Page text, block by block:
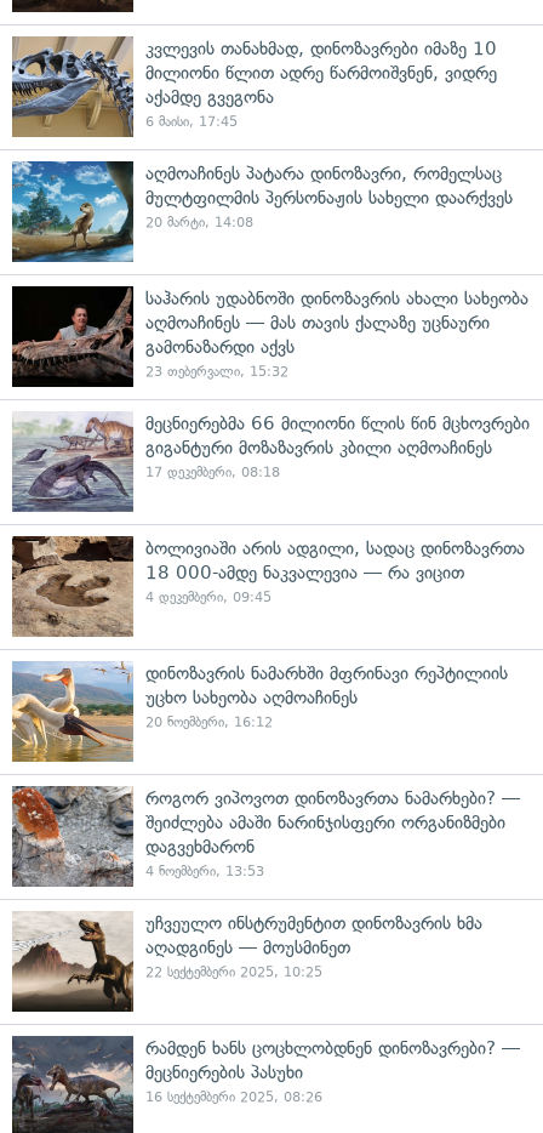
კვლევის თანახმად, დინოზავრები იმაზე 10
მილიონი წლით ადრე წარმოიშვნენ, ვიდრე
აქამდე გვეგონა
6 მაისი, 17:45
აღმოაჩინეს პატარა დინოზავრი, რომელსაც
მულტფილმის პერსონაჟის სახელი დაარქვეს
20 მარტი, 14:08
საჰარის უდაბნოში დინოზავრის ახალი სახეობა
აღმოაჩინეს — მას თავის ქალაზე უცნაური
გამონაზარდი აქვს
23 თებერვალი, 15:32
მეცნიერებმა 66 მილიონი წლის წინ მცხოვრები
გიგანტური მოზაზავრის კბილი აღმოაჩინეს
17 დეკემბერი, 08:18
ბოლივიაში არის ადგილი, სადაც დინოზავრთა
18 000-ამდე ნაკვალევია — რა ვიცით
4 დეკემბერი, 09:45
დინოზავრის ნამარხში მფრინავი რეპტილიის
უცხო სახეობა აღმოაჩინეს
20 ნოემბერი, 16:12
როგორ ვიპოვოთ დინოზავრთა ნამარხები? —
შეიძლება ამაში ნარინჯისფერი ორგანიზმები
დაგვეხმარონ
4 ნოემბერი, 13:53
უჩვეულო ინსტრუმენტით დინოზავრის ხმა
აღადგინეს — მოუსმინეთ
22 სექტემბერი 2025, 10:25
რამდენ ხანს ცოცხლობდნენ დინოზავრები? —
მეცნიერების პასუხი
16 სექტემბერი 2025, 08:26